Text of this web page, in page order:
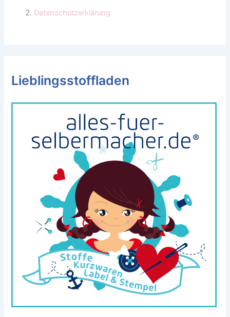
Datenschutzerklärung
Lieblingsstoffladen